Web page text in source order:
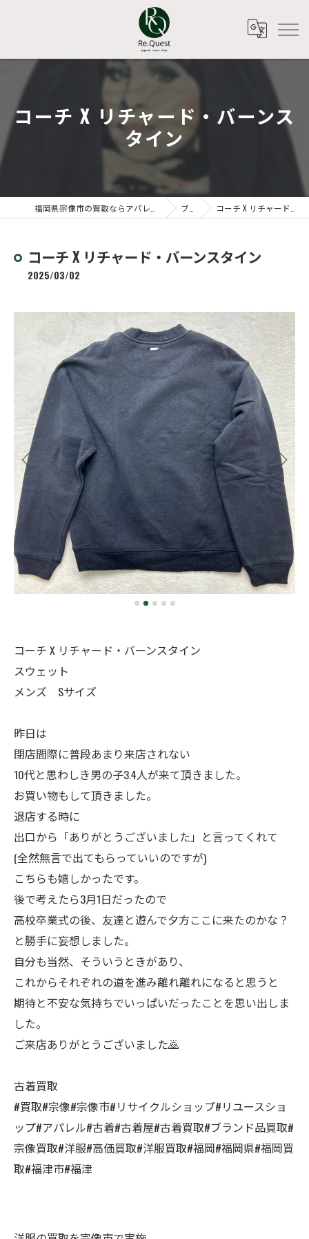
コーチ X リチャード・バーンス
タイン
ブログ コーチ X リチャード・バーンスタイン
コーチ X リチャード・バーンスタイン
2025/03/02
コーチ X リチャード・バーンスタイン
スウェット
メンズ Sサイズ
昨日は
閉店間際に普段あまり来店されない
10代と思わしき男の子3.4人が来て頂きました。
お買い物もして頂きました。
退店する時に
出口から「ありがとうございました」と言ってくれて
(全然無言で出てもらっていいのですが)
こちらも嬉しかったです。
後で考えたら3月1日だったので
高校卒業式の後、友達と遊んで夕方ここに来たのかな？
と勝手に妄想しました。
自分も当然、そういうときがあり、
これからそれぞれの道を進み離れ離れになると思うと
期待と不安な気持ちでいっぱいだったことを思い出しま
した。
ご来店ありがとうございました🙇
古着買取
#買取#宗像#宗像市#リサイクルショップ#リユースショ
ップ#アパレル#古着#古着屋#古着買取#ブランド品買取#
宗像買取#洋服#高価買取#洋服買取#福岡#福岡県#福岡買
取#福津市#福津